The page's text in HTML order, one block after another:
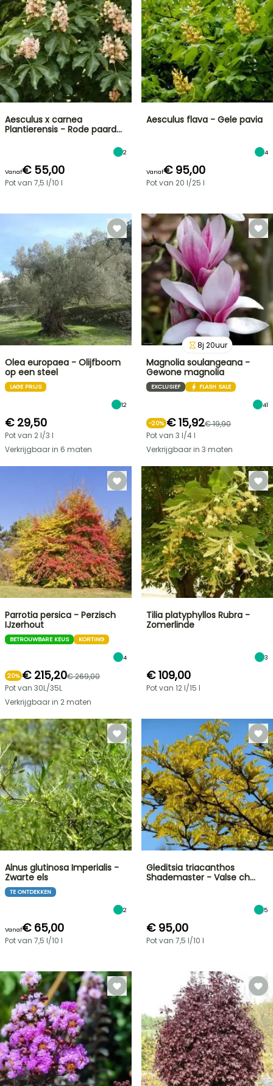
Aesculus x carnea
Plantierensis - Rode paard…
2
Vanaf€ 55,00
Pot van 7,5 l/10 l
Aesculus flava - Gele pavia
4
Vanaf€ 95,00
Pot van 20 l/25 l
Olea europaea - Olijfboom
op een steel
LAGE PRIJS
12
€ 29,50
Pot van 2 l/3 l
Verkrijgbaar in 6 maten
8j 20uur
Magnolia soulangeana -
Gewone magnolia
EXCLUSIEF FLASH SALE
41
-20% € 15,92€ 19,90
Pot van 3 l/4 l
Verkrijgbaar in 3 maten
Parrotia persica - Perzisch
IJzerhout
BETROUWBARE KEUS KORTING
4
20% € 215,20€ 269,00
Pot van 30L/35L
Verkrijgbaar in 2 maten
Tilia platyphyllos Rubra -
Zomerlinde
3
€ 109,00
Pot van 12 l/15 l
Alnus glutinosa Imperialis -
Zwarte els
TE ONTDEKKEN
2
Vanaf€ 65,00
Pot van 7,5 l/10 l
Gleditsia triacanthos
Shademaster - Valse ch…
5
€ 95,00
Pot van 7,5 l/10 l